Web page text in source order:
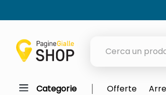
Categorie Offerte